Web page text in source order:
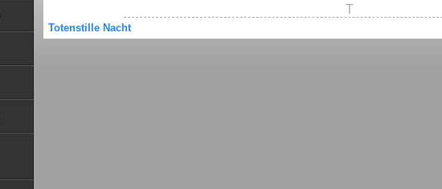
T
Totenstille Nacht